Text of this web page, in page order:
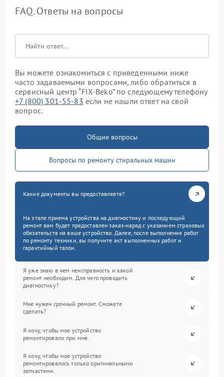
FAQ. Ответы на вопросы
Вы можете ознакомиться с приведенными ниже
часто задаваемыми вопросами, либо обратиться в
сервисный центр “FIX-Beko” по следующему телефону
+7 (800) 301-55-83 если не нашли ответ на свой
вопрос.
Общие вопросы
Вопросы по ремонту стиральных машин
Какие документы вы предоставляете?
На этапе приема устройства на диагностику и последующий
ремонт вам будет предоставлен заказ-наряд с указанием страховых
обязательств на ваше устройство. Далее, после выполнения работ
по ремонту техники, вы получите акт выполненных работ и
гарантийный талон.
Я уже знаю в чем неисправность и какой
ремонт необходим. Для чего проводить
диагностику?
Мне нужен срочный ремонт. Сможете
сделать?
Я хочу, чтобы мое устройство
ремонтировали при мне.
Я хочу, чтобы мое устройство
ремонтировалось только оригинальными
запчастями.